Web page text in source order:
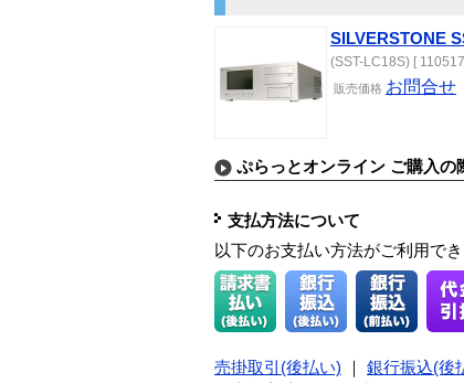
SILVERSTONE
(SST-LC18S) [
販売価格 お問合せ
ぷらっとオンライン ご購入の
支払方法について
以下のお支払い方法がご利用でき
売掛取引(後払い) 銀行振込(後